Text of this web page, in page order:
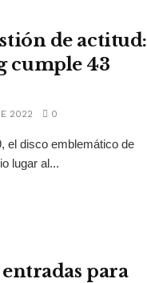
de actitud:
cumple 43
2022 0
el disco emblemático de
lugar al...
para